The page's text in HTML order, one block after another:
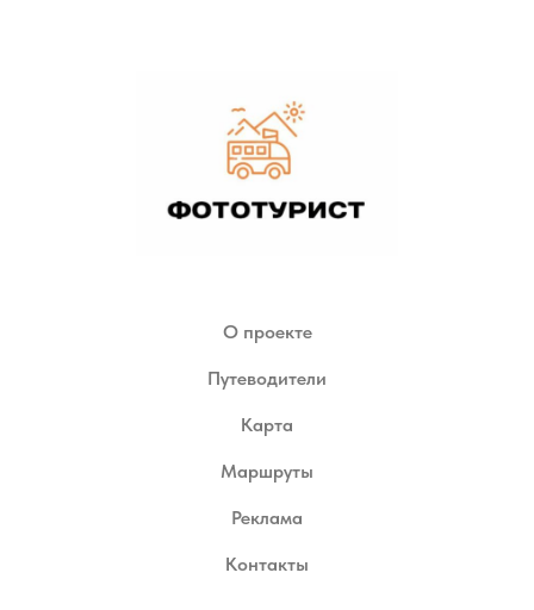
О проекте
Путеводители
Карта
Маршруты
Реклама
Контакты